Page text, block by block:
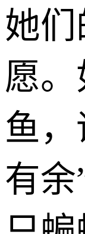
她
愿
鱼，
有余